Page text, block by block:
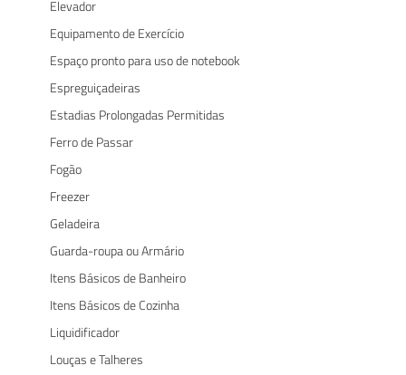
Elevador
Equipamento de Exercício
Espaço pronto para uso de notebook
Espreguiçadeiras
Estadias Prolongadas Permitidas
Ferro de Passar
Fogão
Freezer
Geladeira
Guarda-roupa ou Armário
Itens Básicos de Banheiro
Itens Básicos de Cozinha
Liquidificador
Louças e Talheres